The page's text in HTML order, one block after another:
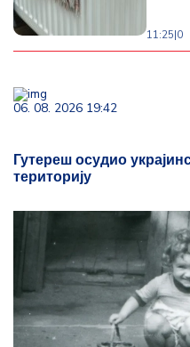
11:25|0
06. 08. 2026 19:42
Гутереш осудио
територију